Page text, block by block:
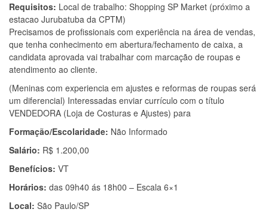
Requisitos: Local de trabalho: Shopping SP Market (próximo a
estacao Jurubatuba da CPTM)
Precisamos de profissionais com experiência na área de vendas,
que tenha conhecimento em abertura/fechamento de caixa, a
candidata aprovada vai trabalhar com marcação de roupas e
atendimento ao cliente.
(Meninas com experiencia em ajustes e reformas de roupas será
um diferencial) Interessadas enviar currículo com o título
VENDEDORA (Loja de Costuras e Ajustes) para
Formação/Escolaridade: Não Informado
Salário: R$ 1.200,00
Benefícios: VT
Horários: das 09h40 ás 18h00 – Escala 6×1
Local: São Paulo/SP